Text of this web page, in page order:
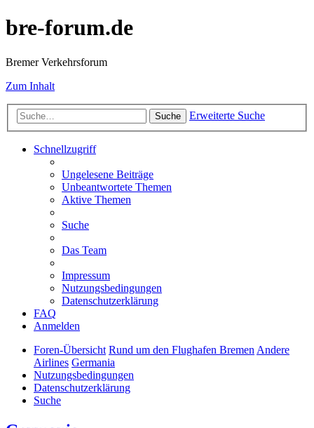
bre-forum.de
Bremer Verkehrsforum
Zum Inhalt
Suche Erweiterte Suche
Schnellzugriff
Ungelesene Beiträge
Unbeantwortete Themen
Aktive Themen
Suche
Das Team
Impressum
Nutzungsbedingungen
Datenschutzerklärung
FAQ
Anmelden
Foren-Übersicht Rund um den Flughafen BremenAndere
Airlines Germania
Nutzungsbedingungen
Datenschutzerklärung
Suche